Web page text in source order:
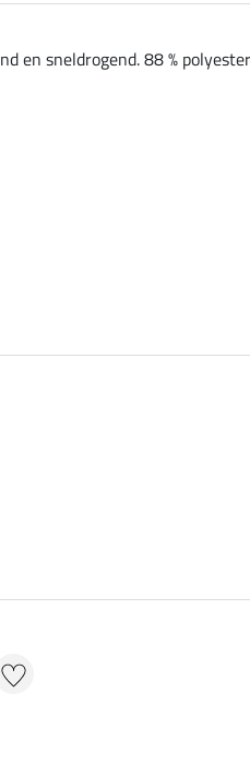
sneldrogend. 88 %